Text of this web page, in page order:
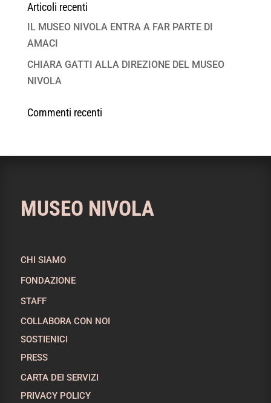
Articoli recenti
IL MUSEO NIVOLA ENTRA A FAR PARTE DI
AMACI
CHIARA GATTI ALLA DIREZIONE DEL MUSEO
NIVOLA
Commenti recenti
MUSEO NIVOLA
CHI SIAMO
FONDAZIONE
STAFF
COLLABORA CON NOI
SOSTIENICI
PRESS
CARTA DEI SERVIZI
PRIVACY POLICY